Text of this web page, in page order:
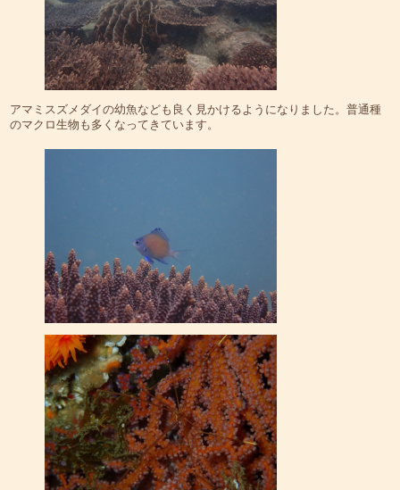
アマミスズメダイの幼魚なども良く見かけるようになりました。普通種
のマクロ生物も多くなってきています。